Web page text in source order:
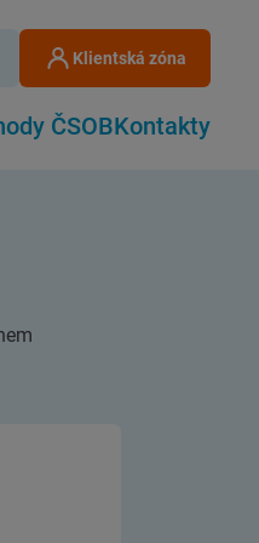
Klientská zóna
ČSOBKontakty